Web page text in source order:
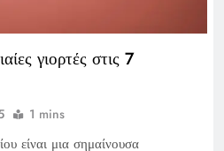
γιορτές στις 7
1 mins
είναι μια σημαίνουσα